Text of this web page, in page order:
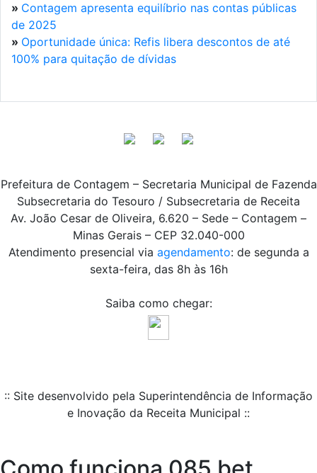
» Contagem apresenta equilíbrio nas contas públicas
de 2025
» Oportunidade única: Refis libera descontos de até
100% para quitação de dívidas
Prefeitura de Contagem – Secretaria Municipal de Fazenda
Subsecretaria do Tesouro / Subsecretaria de Receita
Av. João Cesar de Oliveira, 6.620 – Sede – Contagem –
Minas Gerais – CEP 32.040-000
Atendimento presencial via agendamento: de segunda a
sexta-feira, das 8h às 16h
Saiba como chegar:
:: Site desenvolvido pela Superintendência de Informação
e Inovação da Receita Municipal ::